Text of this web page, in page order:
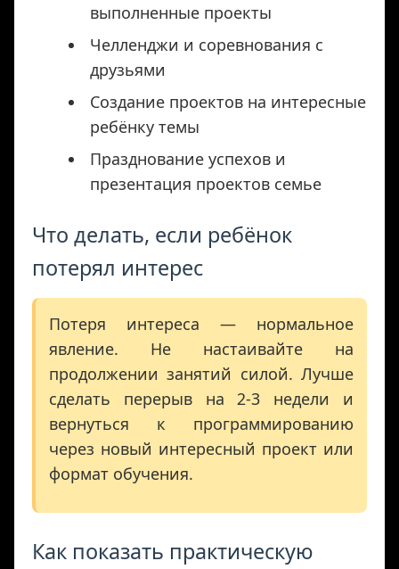
выполненные проекты
Челленджи и соревнования с
друзьями
Создание проектов на интересные
ребёнку темы
Празднование успехов и
презентация проектов семье
Что делать, если ребёнок
потерял интерес
Потеря интереса — нормальное
явление. Не настаивайте на
продолжении занятий силой. Лучше
сделать перерыв на 2-3 недели и
вернуться к программированию
через новый интересный проект или
формат обучения.
Как показать практическую